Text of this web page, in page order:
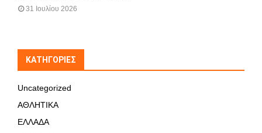
31 Ιουλίου 2026
KΑΤΗΓΟΡΊΕΣ
Uncategorized
ΑΘΛΗΤΙΚΑ
ΕΛΛΑΔΑ